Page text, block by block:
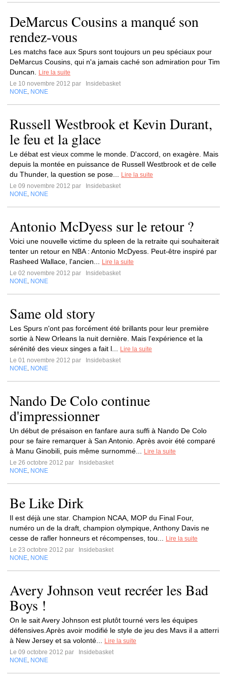
DeMarcus Cousins a manqué son
rendez-vous
Les matchs face aux Spurs sont toujours un peu spéciaux pour
DeMarcus Cousins, qui n'a jamais caché son admiration pour Tim
Duncan.
Lire la suite
Le 10 novembre 2012 par
Insidebasket
NONE NONE
Russell Westbrook et Kevin Durant,
le feu et la glace
Le débat est vieux comme le monde. D'accord, on exagère. Mais
depuis la montée en puissance de Russell Westbrook et de celle
du Thunder, la question se pose...
Lire la suite
Le 09 novembre 2012 par
Insidebasket
NONE NONE
Antonio McDyess sur le retour ?
Voici une nouvelle victime du spleen de la retraite qui souhaiterait
tenter un retour en NBA : Antonio McDyess. Peut-être inspiré par
Rasheed Wallace, l'ancien...
Lire la suite
Le 02 novembre 2012 par
Insidebasket
NONE NONE
Same old story
Les Spurs n'ont pas forcément été brillants pour leur première
sortie à New Orleans la nuit dernière. Mais l'expérience et la
sérénité des vieux singes a fait l...
Lire la suite
Le 01 novembre 2012 par
Insidebasket
NONE NONE
Nando De Colo continue
d'impressionner
Un début de présaison en fanfare aura suffi à Nando De Colo
pour se faire remarquer à San Antonio. Après avoir été comparé
à Manu Ginobili, puis même surnommé...
Lire la suite
Le 26 octobre 2012 par
Insidebasket
NONE NONE
Be Like Dirk
Il est déjà une star. Champion NCAA, MOP du Final Four,
numéro un de la draft, champion olympique, Anthony Davis ne
cesse de rafler honneurs et récompenses, tou...
Lire la suite
Le 23 octobre 2012 par
Insidebasket
NONE NONE
Avery Johnson veut recréer les Bad
Boys !
On le sait Avery Johnson est plutôt tourné vers les équipes
défensives.Après avoir modifié le style de jeu des Mavs il a atterri
à New Jersey et sa volonté...
Lire la suite
Le 09 octobre 2012 par
Insidebasket
NONE NONE